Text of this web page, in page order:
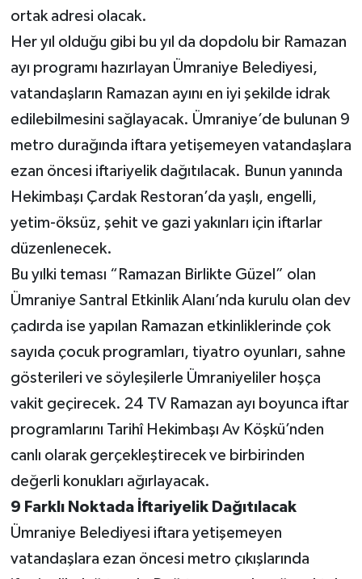
ortak adresi olacak.
Her yıl olduğu gibi bu yıl da dopdolu bir Ramazan
ayı programı hazırlayan Ümraniye Belediyesi,
vatandaşların Ramazan ayını en iyi şekilde idrak
edilebilmesini sağlayacak. Ümraniye’de bulunan 9
metro durağında iftara yetişemeyen vatandaşlara
ezan öncesi iftariyelik dağıtılacak. Bunun yanında
Hekimbaşı Çardak Restoran’da yaşlı, engelli,
yetim-öksüz, şehit ve gazi yakınları için iftarlar
düzenlenecek.
Bu yılki teması “Ramazan Birlikte Güzel” olan
Ümraniye Santral Etkinlik Alanı’nda kurulu olan dev
çadırda ise yapılan Ramazan etkinliklerinde çok
sayıda çocuk programları, tiyatro oyunları, sahne
gösterileri ve söyleşilerle Ümraniyeliler hoşça
vakit geçirecek. 24 TV Ramazan ayı boyunca iftar
programlarını Tarihî Hekimbaşı Av Köşkü’nden
canlı olarak gerçekleştirecek ve birbirinden
değerli konukları ağırlayacak.
9 Farklı Noktada İftariyelik Dağıtılacak
Ümraniye Belediyesi iftara yetişemeyen
vatandaşlara ezan öncesi metro çıkışlarında